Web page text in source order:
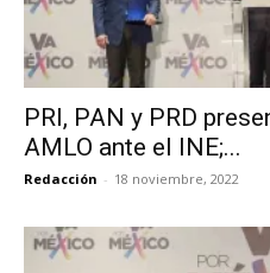
PRI, PAN y PRD
AMLO ante el INE;...
Redacción - 18 noviembre, 2022